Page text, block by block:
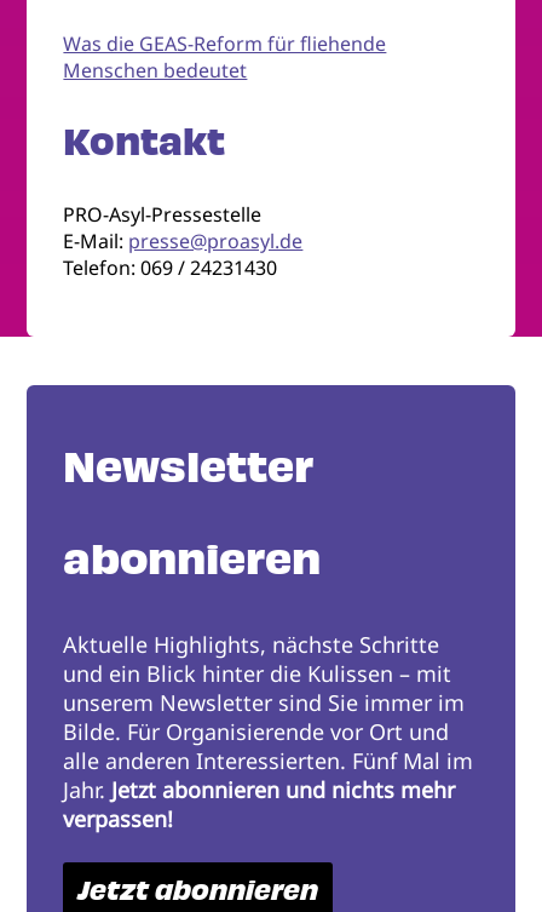
Was die GEAS-Reform für fliehende
Menschen bedeutet
Kontakt
PRO-Asyl-Pressestelle
E-Mail: presse@proasyl.de
Telefon: 069 / 24231430
Newsletter
abonnieren
Aktuelle Highlights, nächste Schritte
und ein Blick hinter die Kulissen – mit
unserem Newsletter sind Sie immer im
Bilde. Für Organisierende vor Ort und
alle anderen Interessierten. Fünf Mal im
Jahr. Jetzt abonnieren und nichts mehr
verpassen!
Jetzt abonnieren